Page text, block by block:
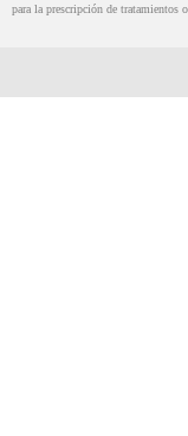
para la prescripción de tratamientos